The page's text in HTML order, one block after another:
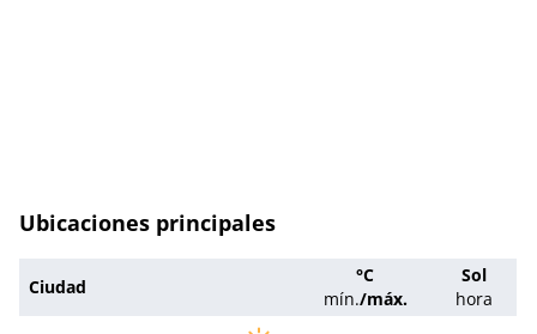
Ubicaciones principales
Ciudad
°C
mín./máx.
Sol
hora